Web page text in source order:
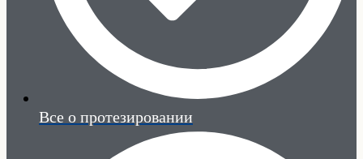
Все о протезировании